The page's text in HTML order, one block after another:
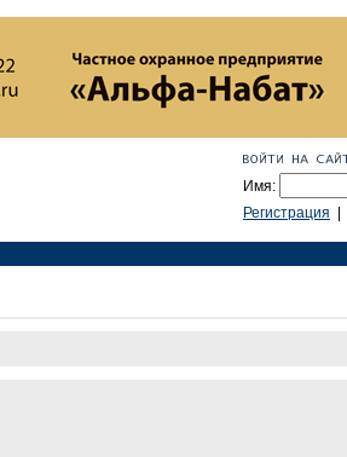
Имя:
Регистрация